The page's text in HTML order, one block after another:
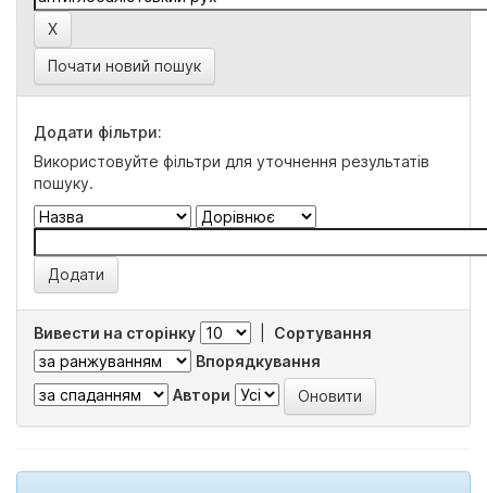
Почати новий пошук
Додати фільтри:
Використовуйте фільтри для уточнення результатів
пошуку.
Вивести на сторінку
Сортування
Впорядкування
Автори